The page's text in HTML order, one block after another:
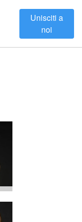
Unisciti a
noi
Kloe nerd caldo #55